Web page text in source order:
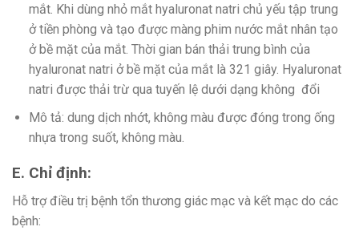
mắt. Khi dùng nhỏ mắt hyaluronat natri chủ yếu tập trung
ở tiền phòng và tạo được màng phim nước mắt nhân tạo
ở bề mặt của mắt. Thời gian bán thải trung bình của
hyaluronat natri ở bề mặt của mắt là 321 giây. Hyaluronat
natri được thải trừ qua tuyến lệ dưới dạng không đổi
Mô tả: dung dịch nhớt, không màu được đóng trong ống
nhựa trong suốt, không màu.
E. Chỉ định:
Hỗ trợ điều trị bệnh tổn thương giác mạc và kết mạc do các
bệnh: